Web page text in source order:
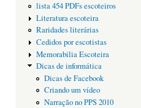
lista 454 PDFs escoteiros
Literatura escoteira
Raridades literárias
Cedidos por escotistas
Memorabilia Escoteira
Dicas de informática
Dicas de Facebook
Criando um vídeo
Narração no PPS 2010